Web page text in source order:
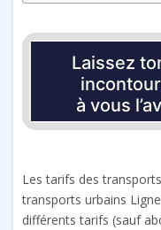
Les tarifs des
transports urbains
différents tarifs (sauf